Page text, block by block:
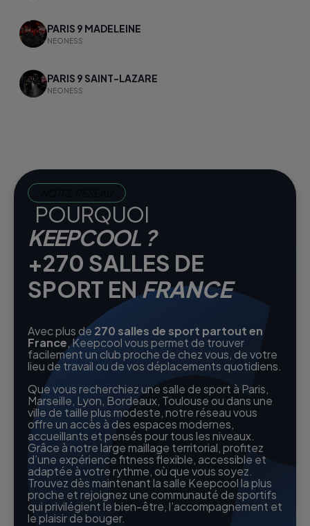
PARIS 9 MADELEINE
NEONESS
PARIS 9 SAINT-LAZARE
NEONESS
POURQUOI
KEEPCOOL ?
+270 SALLES DE
SPORT ENFRANCE
Avec plus de 270 salles de sport partout en
France, Keepcool vous permet de trouver
facilement un club proche de chez vous, de votre
lieu de travail ou de vos déplacements quotidiens.
Que vous recherchiez une salle de sport à Paris,
Marseille, Lyon, Bordeaux, Toulouse ou dans une
ville de taille plus modeste, notre réseau vous
offre un accès à des espaces modernes,
accueillants et pensés pour tous les niveaux.
Grâce à notre large maillage territorial, profitez
d’une expérience fitness flexible, accessible et
adaptée à votre rythme, où que vous soyez.
Trouvez dès maintenant la salle Keepcool la plus
proche et rejoignez une communauté de sportifs
qui privilégient le bien-être, l’accompagnement et
le plaisir de bouger.